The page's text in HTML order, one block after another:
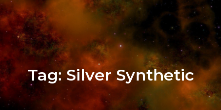
Tag:Silver Synthetic